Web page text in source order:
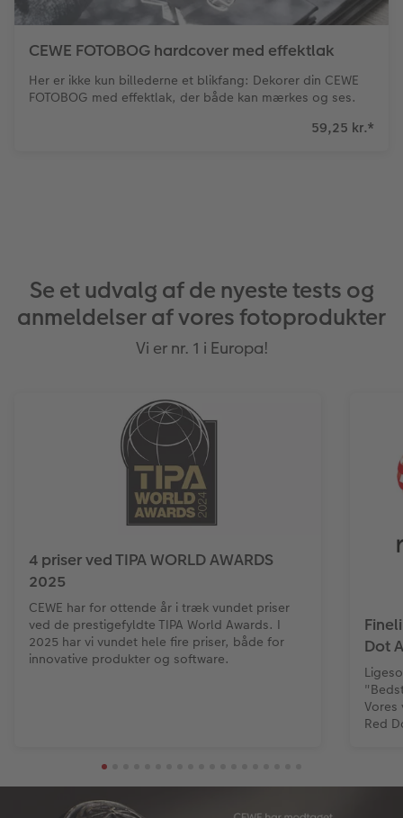
CEWE FOTOBOG hardcover med effektlak
Her er ikke kun billederne et blikfang: Dekorer din CEWE
FOTOBOG med effektlak, der både kan mærkes og ses.
59,25 kr.*
Se et udvalg af de nyeste tests og
anmeldelser af vores fotoprodukter
Vi er nr. 1 i Europa!
4 priser ved TIPA WORLD AWARDS
2025
CEWE har for ottende år i træk vundet priser
ved de prestigefyldte TIPA World Awards. I
2025 har vi vundet hele fire priser, både for
innovative produkter og software.
Dot
Vores
Red